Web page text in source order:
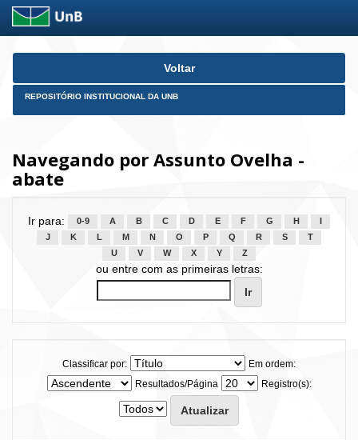
Skip
Voltar
REPOSITÓRIO INSTITUCIONAL DA UNB
Navegando por Assunto Ovelha -
abate
Ir para: 0-9 A B C D E F G H
J
K L M N O P Q R S
T
U
V W X Y Z
ou entre com as primeiras letras:
Classificar por:
Em ordem:
Resultados/Página
Registro(s):